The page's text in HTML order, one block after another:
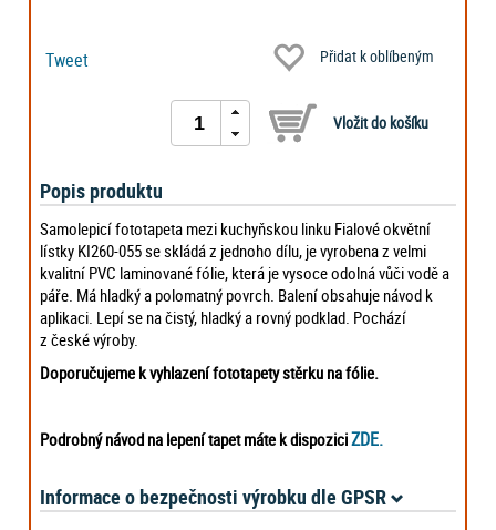
Tweet Přidat k oblíbeným
Popis produktu
Samolepicí fototapeta mezi kuchyňskou linku Fialové okvětní
lístky KI260-055 se skládá z jednoho dílu, je vyrobena z velmi
kvalitní PVC laminované fólie, která je vysoce odolná vůči vodě a
páře. Má hladký a polomatný povrch. Balení obsahuje návod k
aplikaci. Lepí se na čistý, hladký a rovný podklad. Pochází
z české výroby.
Doporučujeme k vyhlazení fototapety stěrku na fólie.
Podrobný návod na lepení tapet máte k dispoziciZDE.
Informace o bezpečnosti výrobku dle GPSR